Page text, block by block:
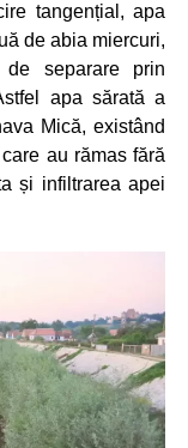
tangențial, apa
de abia miercuri,
separare prin
apa sărată a
Mică, existând
au rămas fără
și infiltrarea apei